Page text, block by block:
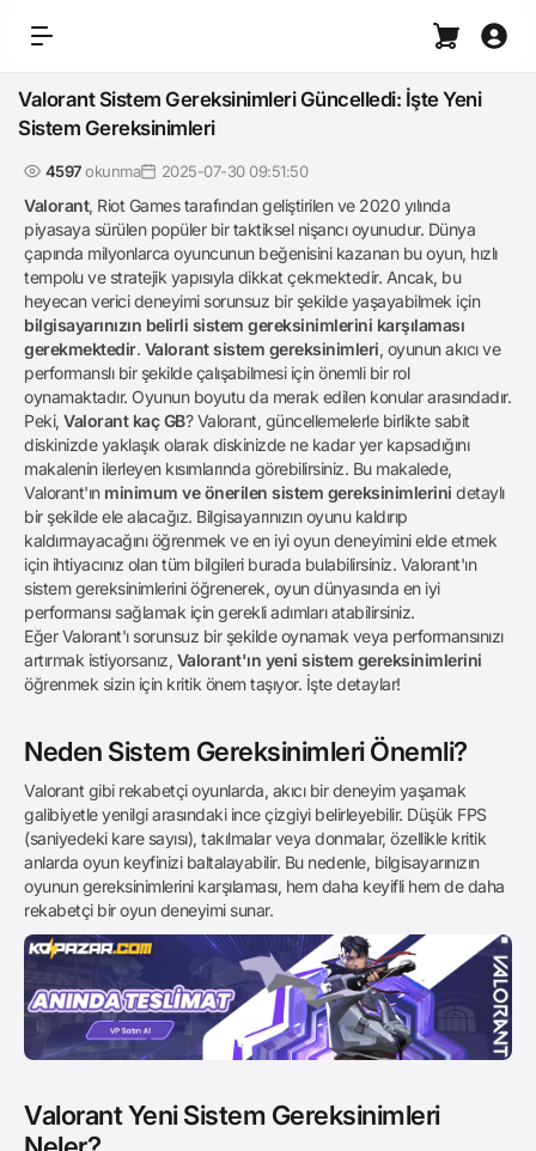
Valorant Sistem Gereksinimleri Güncelledi: İşte Yeni
Sistem Gereksinimleri
4597okunma 2025-07-30 09:51:50
Valorant, Riot Games tarafından geliştirilen ve 2020 yılında
piyasaya sürülen popüler bir taktiksel nişancı oyunudur. Dünya
çapında milyonlarca oyuncunun beğenisini kazanan bu oyun, hızlı
tempolu ve stratejik yapısıyla dikkat çekmektedir. Ancak, bu
heyecan verici deneyimi sorunsuz bir şekilde yaşayabilmek için
bilgisayarınızın belirli sistem gereksinimlerini karşılaması
gerekmektedir. Valorant sistem gereksinimleri, oyunun akıcı ve
performanslı bir şekilde çalışabilmesi için önemli bir rol
oynamaktadır. Oyunun boyutu da merak edilen konular arasındadır.
Peki, Valorant kaç GB? Valorant, güncellemelerle birlikte sabit
diskinizde yaklaşık olarak diskinizde ne kadar yer kapsadığını
makalenin ilerleyen kısımlarında görebilirsiniz. Bu makalede,
Valorant'ın minimum ve önerilen sistem gereksinimlerini detaylı
bir şekilde ele alacağız. Bilgisayarınızın oyunu kaldırıp
kaldırmayacağını öğrenmek ve en iyi oyun deneyimini elde etmek
için ihtiyacınız olan tüm bilgileri burada bulabilirsiniz. Valorant'ın
sistem gereksinimlerini öğrenerek, oyun dünyasında en iyi
performansı sağlamak için gerekli adımları atabilirsiniz.
Eğer Valorant'ı sorunsuz bir şekilde oynamak veya performansınızı
artırmak istiyorsanız, Valorant'ın yeni sistem gereksinimlerini
öğrenmek sizin için kritik önem taşıyor. İşte detaylar!
Neden Sistem Gereksinimleri Önemli?
Valorant gibi rekabetçi oyunlarda, akıcı bir deneyim yaşamak
galibiyetle yenilgi arasındaki ince çizgiyi belirleyebilir. Düşük FPS
(saniyedeki kare sayısı), takılmalar veya donmalar, özellikle kritik
anlarda oyun keyfinizi baltalayabilir. Bu nedenle, bilgisayarınızın
oyunun gereksinimlerini karşılaması, hem daha keyifli hem de daha
rekabetçi bir oyun deneyimi sunar.
Valorant Yeni Sistem Gereksinimleri